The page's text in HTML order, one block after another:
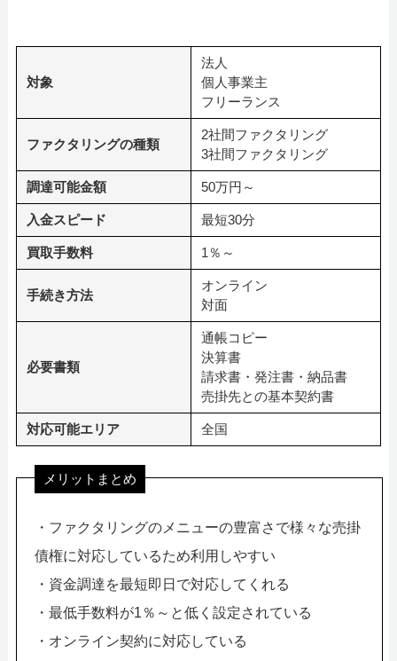
対象
法人
個人事業主
フリーランス
ファクタリングの種類
2社間ファクタリング
3社間ファクタリング
調達可能金額 50万円～
入金スピード 最短30分
買取手数料 1％～
手続き方法
オンライン
対面
必要書類
通帳コピー
決算書
請求書・発注書・納品書
売掛先との基本契約書
対応可能エリア 全国
メリットまとめ
・ファクタリングのメニューの豊富さで様々な売掛
債権に対応しているため利用しやすい
・資金調達を最短即日で対応してくれる
・最低手数料が1％～と低く設定されている
・オンライン契約に対応している